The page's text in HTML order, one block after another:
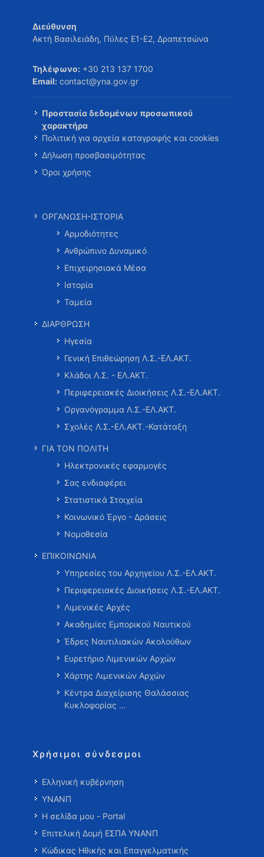
Διεύθυνση
Ακτή Βασιλειάδη, Πύλες Ε1-Ε2, Δραπετσώνα
Τηλέφωνο: +30 213 137 1700
Email: contact@yna.gov.gr
Προστασία δεδομένων προσωπικού
χαρακτήρα
Πολιτική για αρχεία καταγραφής και cookies
Δήλωση προσβασιμότητας
Όροι χρήσης
ΟΡΓΑΝΩΣΗ-ΙΣΤΟΡΙΑ
Αρμοδιότητες
Ανθρώπινο Δυναμικό
Επιχειρησιακά Μέσα
Ιστορία
Ταμεία
ΔΙΑΡΘΡΩΣΗ
Ηγεσία
Γενική Επιθεώρηση Λ.Σ.-ΕΛ.ΑΚΤ.
Κλάδοι Λ.Σ. - ΕΛ.ΑΚΤ.
Περιφερειακές Διοικήσεις Λ.Σ.-ΕΛ.ΑΚΤ.
Οργανόγραμμα Λ.Σ.-ΕΛ.ΑΚΤ.
Σχολές Λ.Σ.-ΕΛ.ΑΚΤ.-Κατάταξη
ΓΙΑ ΤΟΝ ΠΟΛΙΤΗ
Ηλεκτρονικές εφαρμογές
Σας ενδιαφέρει
Στατιστικά Στοιχεία
Κοινωνικό Έργο - Δράσεις
Νομοθεσία
ΕΠΙΚΟΙΝΩΝΙΑ
Υπηρεσίες του Αρχηγείου Λ.Σ.-ΕΛ.ΑΚΤ.
Περιφερειακές Διοικήσεις Λ.Σ.-ΕΛ.ΑΚΤ.
Λιμενικές Αρχές
Ακαδημίες Εμπορικού Ναυτικού
Έδρες Ναυτιλιακών Ακολούθων
Ευρετήριο Λιμενικών Αρχών
Χάρτης Λιμενικών Αρχών
Κέντρα Διαχείρισης Θαλάσσιας
Κυκλοφορίας …
Χρήσιμοι σύνδεσμοι
Ελληνική κυβέρνηση
ΥΝΑΝΠ
Η σελίδα μου - Portal
Επιτελική Δομή ΕΣΠΑ ΥΝΑΝΠ
Κώδικας Ηθικής και Επαγγελματικής